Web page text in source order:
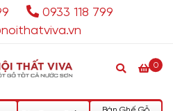
0933 118 799
0